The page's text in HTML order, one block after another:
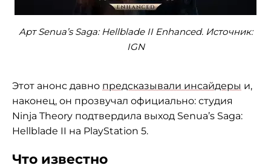
Арт Senua’s Saga: Hellblade II Enhanced. Источник:
IGN
Этот анонс давно предсказывали инсайдеры и,
наконец, он прозвучал официально: студия
Ninja Theory подтвердила выход Senua’s Saga:
Hellblade II на PlayStation 5.
Что известно